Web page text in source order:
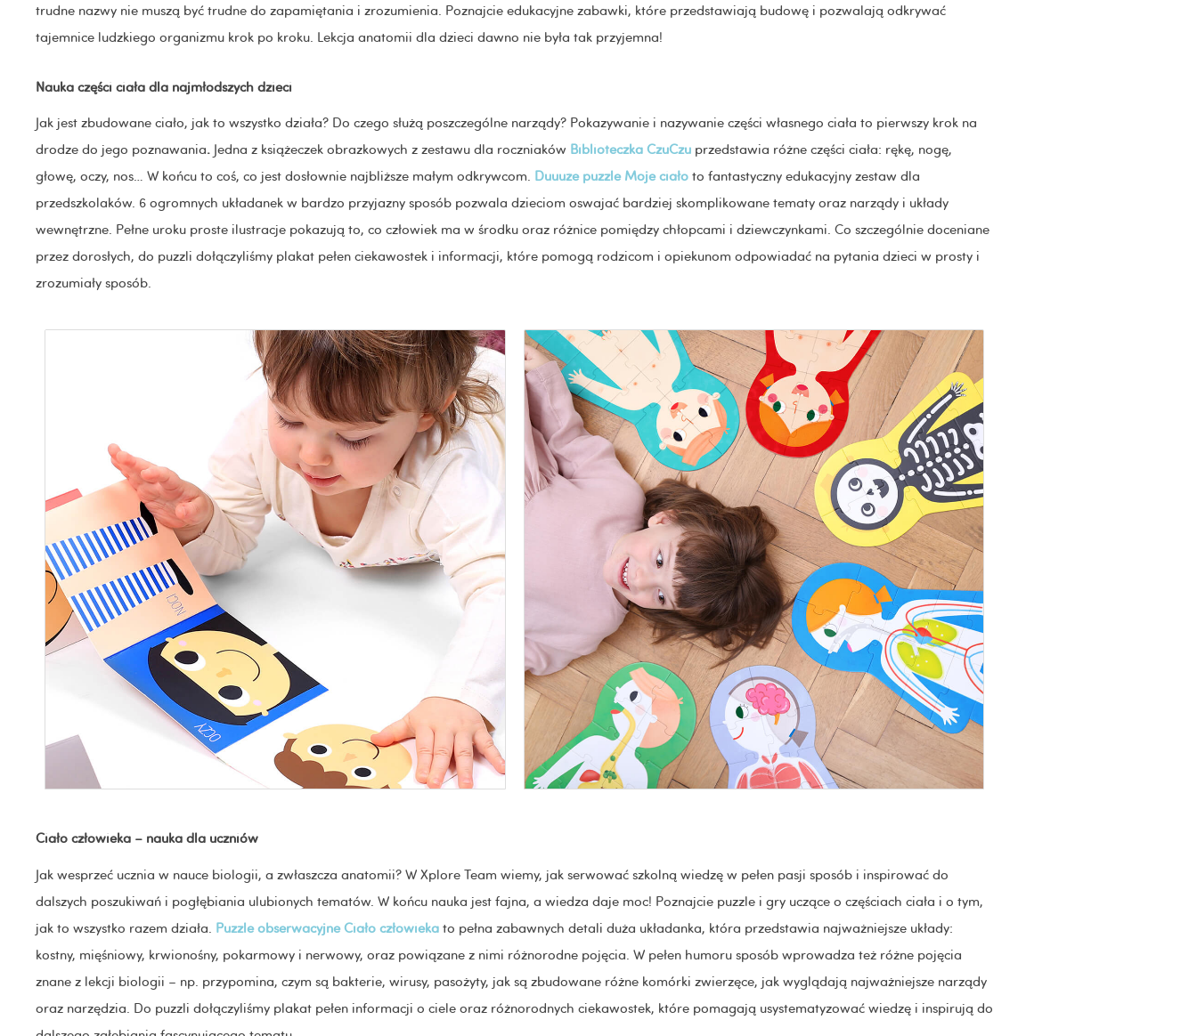
trudne nazwy nie muszą być trudne do zapamiętania i zrozumienia. Poznajcie edukacyjne zabawki, które przedstawiają budowę i pozwalają odkrywać
tajemnice ludzkiego organizmu krok po kroku. Lekcja anatomii dla dzieci dawno nie była tak przyjemna!
Nauka części ciała dla najmłodszych dzieci
Jak jest zbudowane ciało, jak to wszystko działa? Do czego służą poszczególne narządy? Pokazywanie i nazywanie części własnego ciała to pierwszy krok na
drodze do jego poznawania. Jedna z książeczek obrazkowych z zestawu dla roczniaków Biblioteczka CzuCzu przedstawia różne części ciała: rękę, nogę,
głowę, oczy, nos… W końcu to coś, co jest dosłownie najbliższe małym odkrywcom. Duuuże puzzle Moje ciało to fantastyczny edukacyjny zestaw dla
przedszkolaków. 6 ogromnych układanek w bardzo przyjazny sposób pozwala dzieciom oswajać bardziej skomplikowane tematy oraz narządy i układy
wewnętrzne. Pełne uroku proste ilustracje pokazują to, co człowiek ma w środku oraz różnice pomiędzy chłopcami i dziewczynkami. Co szczególnie doceniane
przez dorosłych, do puzzli dołączyliśmy plakat pełen ciekawostek i informacji, które pomogą rodzicom i opiekunom odpowiadać na pytania dzieci w prosty i
zrozumiały sposób.
Ciało człowieka – nauka dla uczniów
Jak wesprzeć ucznia w nauce biologii, a zwłaszcza anatomii? W Xplore Team wiemy, jak serwować szkolną wiedzę w pełen pasji sposób i inspirować do
dalszych poszukiwań i pogłębiania ulubionych tematów. W końcu nauka jest fajna, a wiedza daje moc! Poznajcie puzzle i gry uczące o częściach ciała i o tym,
jak to wszystko razem działa. Puzzle obserwacyjne Ciało człowieka to pełna zabawnych detali duża układanka, która przedstawia najważniejsze układy:
kostny, mięśniowy, krwionośny, pokarmowy i nerwowy, oraz powiązane z nimi różnorodne pojęcia. W pełen humoru sposób wprowadza też różne pojęcia
znane z lekcji biologii – np. przypomina, czym są bakterie, wirusy, pasożyty, jak są zbudowane różne komórki zwierzęce, jak wyglądają najważniejsze narządy
oraz narzędzia. Do puzzli dołączyliśmy plakat pełen informacji o ciele oraz różnorodnych ciekawostek, które pomagają usystematyzować wiedzę i inspirują do